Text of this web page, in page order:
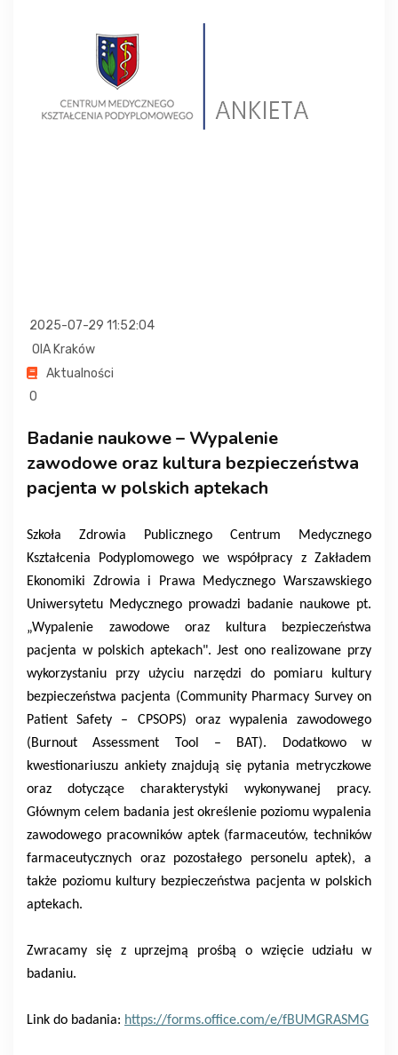
2025-07-29 11:52:04
OIA Kraków
Aktualności
0
Badanie naukowe – Wypalenie
zawodowe oraz kultura bezpieczeństwa
pacjenta w polskich aptekach
Szkoła Zdrowia Publicznego Centrum Medycznego
Kształcenia Podyplomowego we współpracy z Zakładem
Ekonomiki Zdrowia i Prawa Medycznego Warszawskiego
Uniwersytetu Medycznego prowadzi badanie naukowe pt.
„Wypalenie zawodowe oraz kultura bezpieczeństwa
pacjenta w polskich aptekach". Jest ono realizowane przy
wykorzystaniu przy użyciu narzędzi do pomiaru kultury
bezpieczeństwa pacjenta (Community Pharmacy Survey on
Patient Safety – CPSOPS) oraz wypalenia zawodowego
(Burnout Assessment Tool – BAT). Dodatkowo w
kwestionariuszu ankiety znajdują się pytania metryczkowe
oraz dotyczące charakterystyki wykonywanej pracy.
Głównym celem badania jest określenie poziomu wypalenia
zawodowego pracowników aptek (farmaceutów, techników
farmaceutycznych oraz pozostałego personelu aptek), a
także poziomu kultury bezpieczeństwa pacjenta w polskich
aptekach.
Zwracamy się z uprzejmą prośbą o wzięcie udziału w
badaniu.
Link do badania: https://forms.office.com/e/fBUMGRASMG